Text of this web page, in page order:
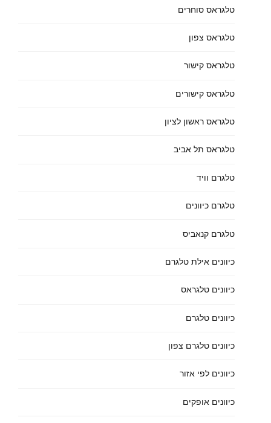
טלגראס סוחרים
טלגראס צפון
טלגראס קישור
טלגראס קישורים
טלגראס ראשון לציון
טלגראס תל אביב
טלגרם וויד
טלגרם כיוונים
טלגרם קנאביס
כיוונים אילת טלגרם
כיוונים טלגראס
כיוונים טלגרם
כיוונים טלגרם צפון
כיוונים לפי אזור
כיוונים אופקים